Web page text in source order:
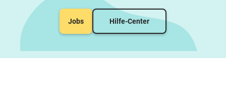
Jobs Hilfe-Center